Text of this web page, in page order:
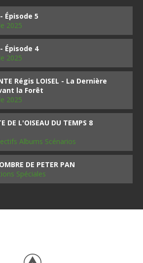
Épisode 5
2025
Épisode 4
2025
Régis LOISEL - La Dernière
la Forêt
2025
DE L'OISEAU DU TEMPS 8
Albums Scénarios
DE PETER PAN
Spéciales